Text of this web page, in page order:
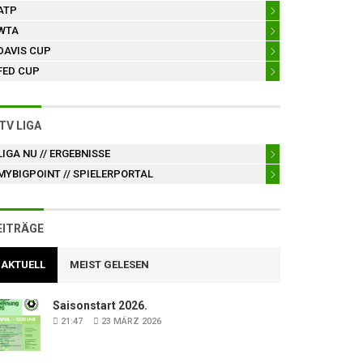
CUP
CUP
LIGA
NU // ERGEBNISSE
// SPIELERPORTAL
AKTUELL MEIST GELESEN
Saisonstart 2026.
21:47 23 MÄRZ 2026